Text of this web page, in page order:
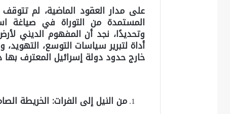
على مدار العقود الماضية، لم تتوقف
المستمدة من التوراة في صياغة
وتحديدًا، نجد أن المفهوم الديني
أداة لتبرير سياسات التوسع، التهويد،
خارج حدود دولة إسرائيل المعترف بها
من النيل إلى الفرات: الخريطة